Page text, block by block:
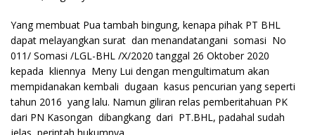
Yang membuat Pua tambah bingung, kenapa pihak PT BHL
dapat melayangkan surat dan menandatangani somasi No
011/ Somasi /LGL-BHL /X/2020 tanggal 26 Oktober 2020
kepada kliennya Meny Lui dengan mengultimatum akan
mempidanakan kembali dugaan kasus pencurian yang seperti
tahun 2016 yang lalu. Namun giliran relas pemberitahuan PK
dari PN Kasongan dibangkang dari PT.BHL, padahal sudah